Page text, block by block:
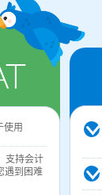
使用
支持会计
遇到困难